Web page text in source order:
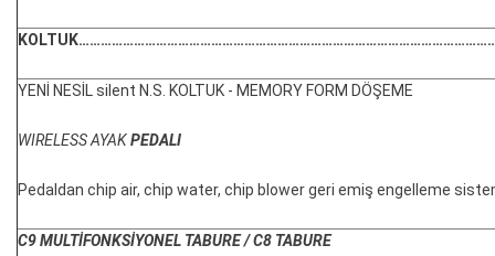
KOLTUK
YENİ NESİL silent N.S. KOLTUK - MEMORY FORM DÖŞEME
WIRELESS AYAKPEDALI
Pedaldan chip air, chip water, chip blower geri emiş engelleme
C9 MULTİFONKSİYONEL TABURE / C8 TABURE